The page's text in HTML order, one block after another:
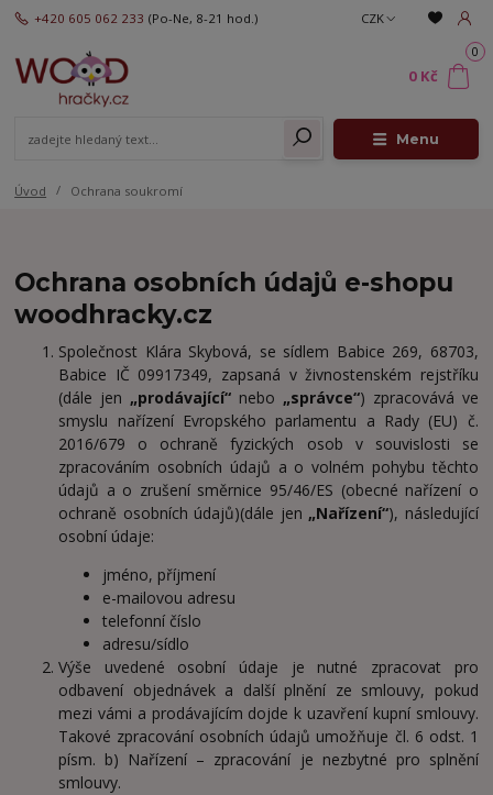
Menu
CZK
+420 605 062 233 (Po-Ne, 8-21 hod.)
0
0 Kč
Úvod Ochrana soukromí
Ochrana osobních údajů e-shopu
woodhracky.cz
Společnost Klára Skybová, se sídlem Babice 269, 68703,
Babice IČ 09917349, zapsaná v živnostenském rejstříku
(dále jen „prodávající“ nebo „správce“) zpracovává ve
smyslu nařízení Evropského parlamentu a Rady (EU) č.
2016/679 o ochraně fyzických osob v souvislosti se
zpracováním osobních údajů a o volném pohybu těchto
údajů a o zrušení směrnice 95/46/ES (obecné nařízení o
ochraně osobních údajů)(dále jen „Nařízení“), následující
osobní údaje:
jméno, příjmení
e-mailovou adresu
telefonní číslo
adresu/sídlo
Výše uvedené osobní údaje je nutné zpracovat pro
odbavení objednávek a další plnění ze smlouvy, pokud
mezi vámi a prodávajícím dojde k uzavření kupní smlouvy.
Takové zpracování osobních údajů umožňuje čl. 6 odst. 1
písm. b) Nařízení – zpracování je nezbytné pro splnění
smlouvy.